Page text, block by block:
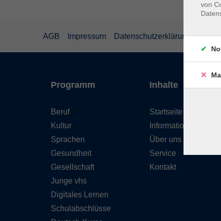
AGB Impressum Datenschutzerklärung
Programm
Beruf
Kultur
Sprachen
Gesundheit
Gesellschaft
Junge vhs
Digitales Lernen
Schulabschlüsse
Inhalte
Startseite
Informationen
Über uns
Service
Kontakt
von